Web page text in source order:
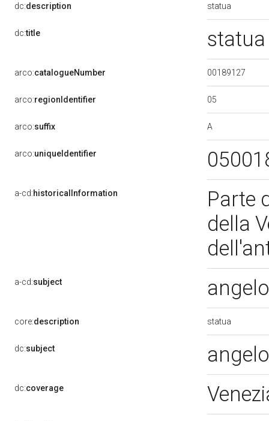
dc:description statua
dc:title
arco:catalogueNumber 00189127
arco:regionIdentifier 05
arco:suffix A
arco:uniqueIdentifier
a-cd:historicalInformation
Parte
della
a-cd:subject
core:description statua
dc:subject
dc:coverage